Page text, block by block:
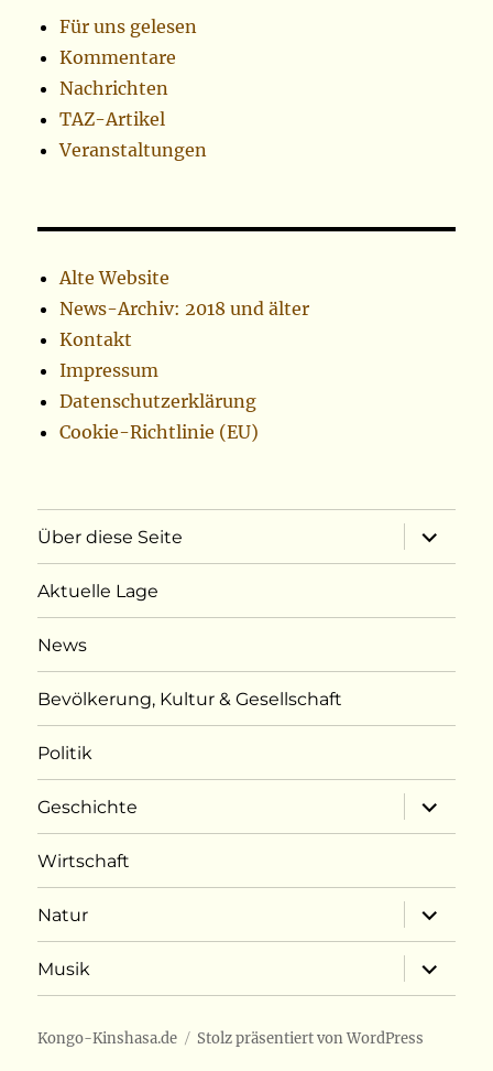
Für uns gelesen
Kommentare
Nachrichten
TAZ-Artikel
Veranstaltungen
Alte Website
News-Archiv: 2018 und älter
Kontakt
Impressum
Datenschutzerklärung
Cookie-Richtlinie (EU)
Über diese Seite
öffnen
Aktuelle Lage
News
Bevölkerung, Kultur & Gesellschaft
Politik
Geschichte
öffnen
Wirtschaft
Natur
öffnen
Musik
öffnen
Kongo-Kinshasa.de Stolz präsentiert von WordPress